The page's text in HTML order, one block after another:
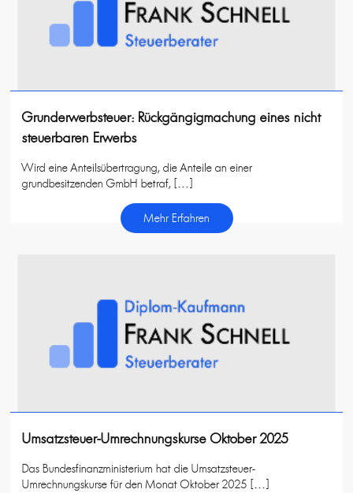
Grunderwerbsteuer: Rückgängigmachung eines nicht
steuerbaren Erwerbs
Wird eine Anteilsübertragung, die Anteile an einer
grundbesitzenden GmbH betraf, […]
Mehr Erfahren
Umsatzsteuer-Umrechnungskurse Oktober 2025
Das Bundesfinanzministerium hat die Umsatzsteuer-
Umrechnungskurse für den Monat Oktober 2025 […]